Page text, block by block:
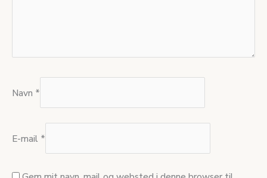
Navn *
E-mail *